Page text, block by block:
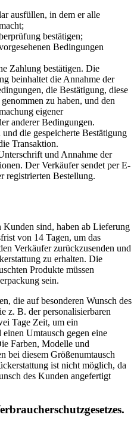
ausfüllen, in dem er alle
bestätigen;
Bedingungen
Zahlung bestätigen. Die
beinhaltet die Annahme der
die Bestätigung, diese
zu haben, und den
eigener
anderer Bedingungen.
die gespeicherte Bestätigung
Transaktion.
und Annahme der
Der Verkäufer sendet per E-
registrierten Bestellung.
sind, haben ab Lieferung
von 14 Tagen, um das
Verkäufer zurückzusenden und
zu erhalten. Die
Produkte müssen
sein.
die auf besonderen Wunsch des
z. B. der personalisierbaren
Tage Zeit, um ein
Umtausch gegen eine
Farben, Modelle und
bei diesem Größenumtausch
ist nicht möglich, da
des Kunden angefertigt